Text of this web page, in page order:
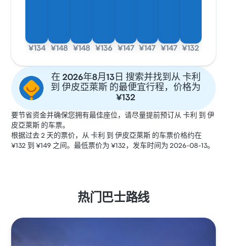
¥134 ¥148 ¥148 ¥136 ¥147 ¥147 ¥147 ¥132
在 2026年8月13日 搜索并找到从 卡利
到 伊皮亞萊斯 的最便宜行程，价格为
¥132
要节省资金并确保您拥有最佳座位，请尽量提前预订从 卡利 到 伊
皮亞萊斯 的车票。
根据过去 2 天的票价，从 卡利 到 伊皮亞萊斯 的车票价格约在
¥132 到 ¥149 之间。最低票价为 ¥132，发车时间为 2026-08-13。
热门巴士路线